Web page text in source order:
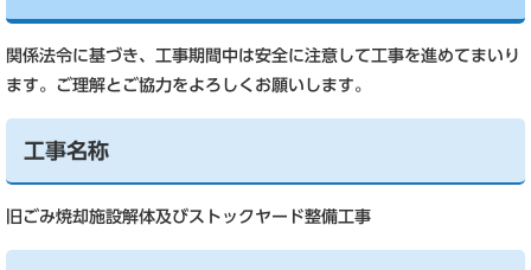
関係法令に基づき、工事期間中は安全に注意して工事を進めてまいり
ます。ご理解とご協力をよろしくお願いします。
工事名称
旧ごみ焼却施設解体及びストックヤード整備工事